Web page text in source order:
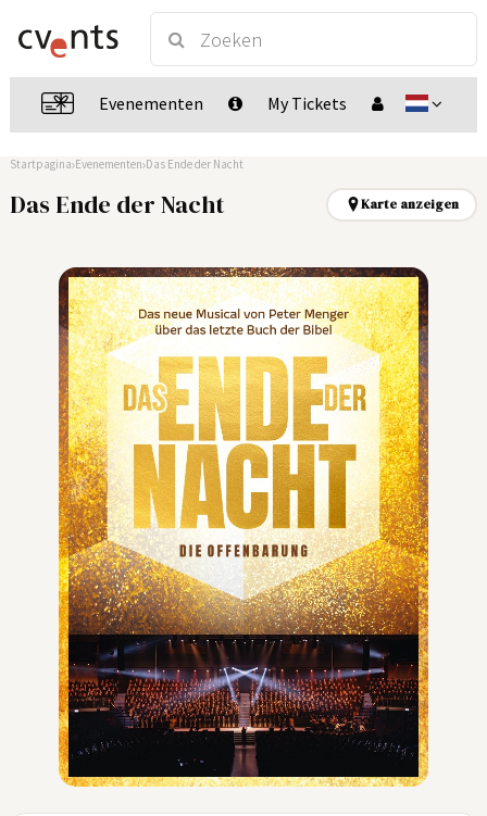
Evenementen My Tickets
Startpagina Evenementen Das Ende der Nacht
Das Ende der Nacht Karte anzeigen